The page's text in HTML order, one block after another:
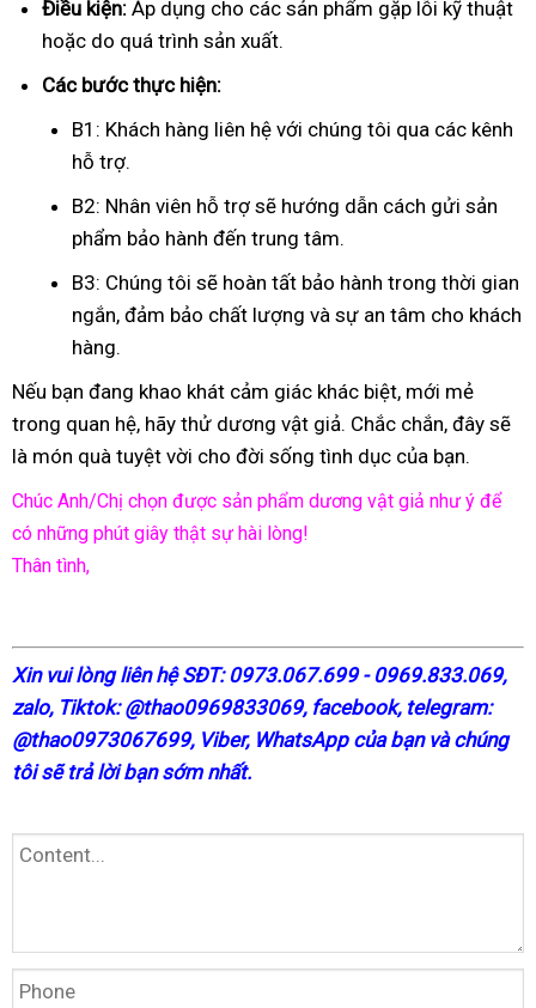
Điều kiện: Áp dụng cho các sản phẩm gặp lỗi kỹ thuật
hoặc do quá trình sản xuất.
Các bước thực hiện:
B1: Khách hàng liên hệ với chúng tôi qua các kênh
hỗ trợ.
B2: Nhân viên hỗ trợ sẽ hướng dẫn cách gửi sản
phẩm bảo hành đến trung tâm.
B3: Chúng tôi sẽ hoàn tất bảo hành trong thời gian
ngắn, đảm bảo chất lượng và sự an tâm cho khách
hàng.
Nếu bạn đang khao khát cảm giác khác biệt, mới mẻ
trong quan hệ, hãy thử dương vật giả. Chắc chắn, đây sẽ
là món quà tuyệt vời cho đời sống tình dục của bạn.
Chúc Anh/Chị chọn được sản phẩm dương vật giả như ý để
có những phút giây thật sự hài lòng!
Thân tình,
Xin vui lòng liên hệ SĐT: 0973.067.699 - 0969.833.069,
zalo, Tiktok: @thao0969833069, facebook, telegram:
@thao0973067699, Viber, WhatsApp của bạn và chúng
tôi sẽ trả lời bạn sớm nhất.